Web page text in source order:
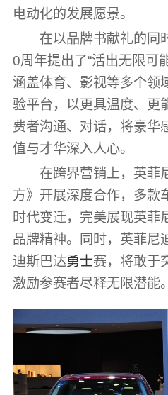
电动化的发展愿景。
在以品牌书献礼的同
0周年提出了“活出无限可
涵盖体育、影视等多个领
验平台，以更具温度、更
费者沟通、对话，将豪华
值与才华深入人心。
在跨界营销上，英菲
方》开展深度合作，多款
时代变迁，完美展现英菲
品牌精神。同时，英菲尼
迪斯巴达勇士赛，将敢于
激励参赛者尽释无限潜能。